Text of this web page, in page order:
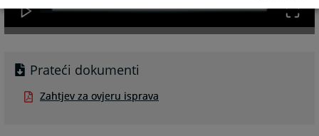
Prateći dokumenti
Zahtjev za ovjeru isprava